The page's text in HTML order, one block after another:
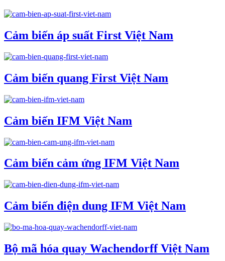
Cảm biến áp suất First Việt Nam
Cảm biến quang First Việt Nam
Cảm biến IFM Việt Nam
Cảm biến cảm ứng IFM Việt Nam
Cảm biến điện dung IFM Việt Nam
Bộ mã hóa quay Wachendorff Việt Nam